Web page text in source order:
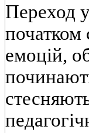
Переход
початком
емоцій,